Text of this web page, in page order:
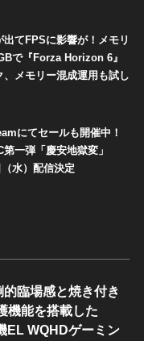
出てFPSに影響が！メモリ
で『Forza Horizon 6』
、メモリー混成運用も試し
にてセールも開催中！
第一弾「慶安地獄変」
水）配信決定
的臨場感と焼き付き
機能を搭載した
EL WQHDゲーミン